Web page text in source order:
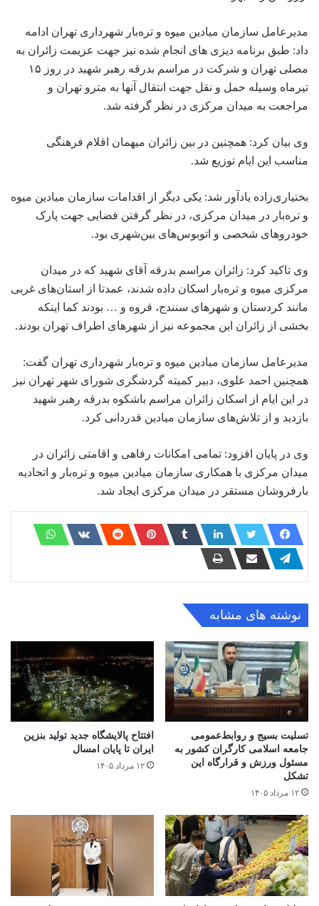
مدیرعامل سازمان میادین میوه و تره‌بار شهرداری تهران ادامه
داد: طبق برنامه دیزی های انجام شده نیز جهت عزیمت زائران به
مصلی تهران و شرکت در مراسم بدرقه رهبر شهید در روز ۱۵
تیرماه وسیله حمل و نقل جهت انتقال آنها به مترو تهران و
مراجعت به میدان مرکزی در نظر گرفته شد.
وی بیان کرد: همچنین در بین زائران میهمان اقلام فرهنگی
مناسب این ایام توزیع شد.
بختیاری‌زاده یادآور شد: یکی دیگر از اقدامات سازمان میادین میوه
و تره‌بار در میدان مرکزی، در نظر گرفتن فضایی جهت پارک
خودروهای شخصی و اتوبوس‌های بین‌شهری بود.
وی تاکید کرد: زائران مراسم بدرقه آقای شهید که در میدان
مرکزی میوه و تره‌بار اسکان داده شدند، عمدتا از استان‌های غربی
مانند کردستان و شهرهای سنندج، قروه و … بودند کما اینکه
بخشی از زائران این مجموعه نیز از شهرهای اطراف تهران بودند.
مدیرعامل سازمان میادین میوه و تره‌بار شهرداری تهران گفت:
همچنین احمد علوی، دبیر کمیته گردشگری شورای شهر تهران نیز
در این ایام از اسکان زائران مراسم باشکوه بدرقه رهبر شهید
بازدید و از تلاش‌های سازمان میادین قدردانی کرد.
وی در پایان افزود: تمامی امکانات رفاهی و اقامتی زائران در
میدان مرکزی با همکاری سازمان میادین میوه و تره‌بار و اتحادیه
بارفروشان مستقر در میدان مرکزی ایجاد شد.
نوشته های مشابه
تسلیت بسیج و روابط‌عمومی
جامعه اسلامی کارگران کشور به
مسئول ورزش و قرارگاه این
تشکل
۱۲ مرداد ۱۴۰۵
افتتاح ‌پالایشگاه جدید تولید بنزین
ایران تا پایان امسال
۱۲ مرداد ۱۴۰۵